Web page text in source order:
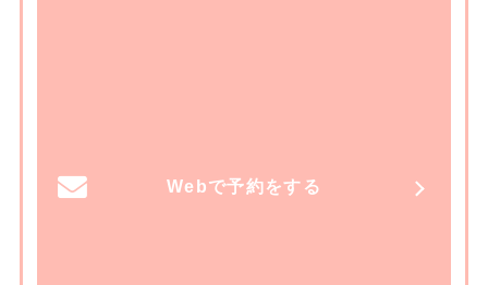
Webで予約をする